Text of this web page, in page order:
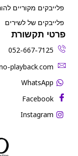
פלייבקים מקוריים
פלייבקים של לשירים
פרטי תקשורת
052-667-7125
playback.com‬
WhatsApp
Facebook
Instagram